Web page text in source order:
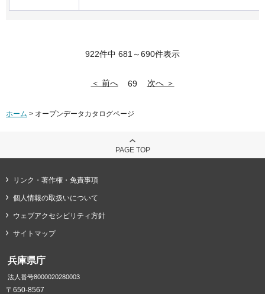
922件中 681～690件表示
＜ 前へ 69 次へ ＞
ホーム > オープンデータカタログページ
PAGE TOP
リンク・著作権・免責事項
個人情報の取扱いについて
ウェブアクセシビリティ方針
サイトマップ
兵庫県庁
法人番号8000020280003
〒650-8567